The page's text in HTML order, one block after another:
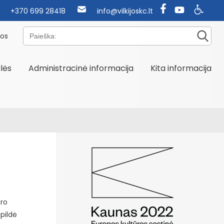
+370 699 28418 info@vilkijoskc.lt
Paieška:
Administracinė informacija Kita informacija